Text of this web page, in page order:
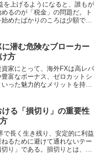
を上げるようになると、誰もが
るのが「税金」の問題だ。ト
始めたばかりのころは少額で済
税対象となり、確定申告をし
ならない。ここ...
潜む危険なブローカー
方
資家にとって、海外FXは高レバ
豊富なボーナス、ゼロカットシ
いった魅力的なメリットを持つ
ーンを狙えると感じる人は多
しその一方で、海...
ける「損切り」の重要性
で長く生き残り、安定的に利益
ねるために避けて通れないテー
り」である。損切りとは、含